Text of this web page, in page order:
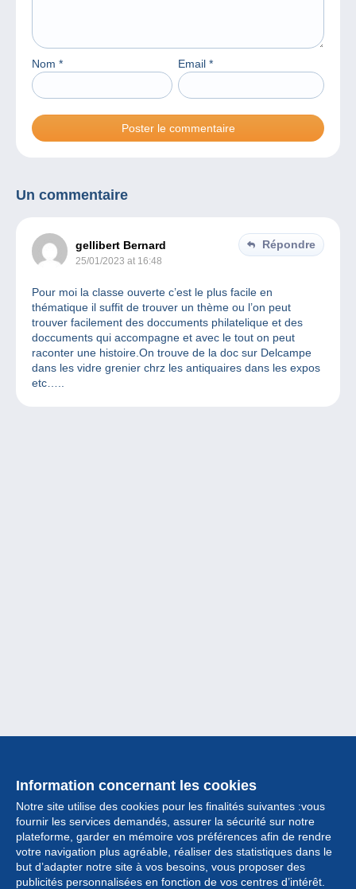
Nom * Email *
Un commentaire
gellibert Bernard
25/01/2023 at 16:48
Répondre
Pour moi la classe ouverte c’est le plus facile en
thématique il suffit de trouver un thème ou l’on peut
trouver facilement des doccuments philatelique et des
doccuments qui accompagne et avec le tout on peut
raconter une histoire.On trouve de la doc sur Delcampe
dans les vidre grenier chrz les antiquaires dans les expos
etc…..
Information concernant les cookies
Notre site utilise des cookies pour les finalités suivantes :vous
fournir les services demandés, assurer la sécurité sur notre
plateforme, garder en mémoire vos préférences afin de rendre
votre navigation plus agréable, réaliser des statistiques dans le
but d’adapter notre site à vos besoins, vous proposer des
publicités personnalisées en fonction de vos centres d’intérêt.
Collection